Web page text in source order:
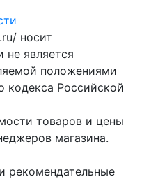
носит
является
положениями
кодекса Российской
товаров и цены
магазина.
рекомендательные